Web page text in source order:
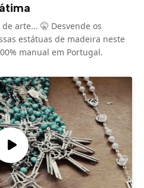
arte... 🤫 Desvende os
estátuas de madeira neste
manual em Portugal.